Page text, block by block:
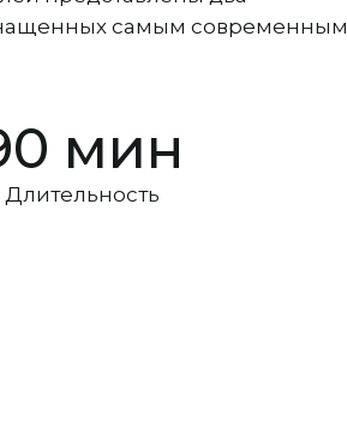
самым современным
мин
Длительность